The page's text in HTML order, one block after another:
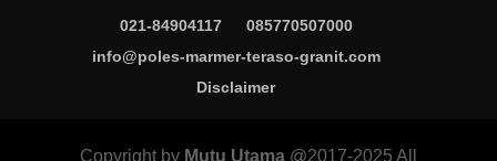
021-84904117
085770507000
info@poles-marmer-teraso-granit.com
Disclaimer
Copyright by Mutu Utama@2017-2025 All